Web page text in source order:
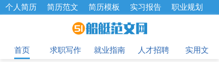
个人简历 简历范文 简历模板 实习报告
职业规划
招聘选拔 绩效考核 企业文化
工作总结
辞职报告
首页
求职写作 就业指南 人才招聘
实用文